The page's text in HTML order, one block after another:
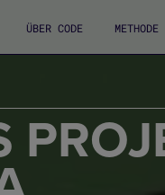
ÜBER CODE METHODE